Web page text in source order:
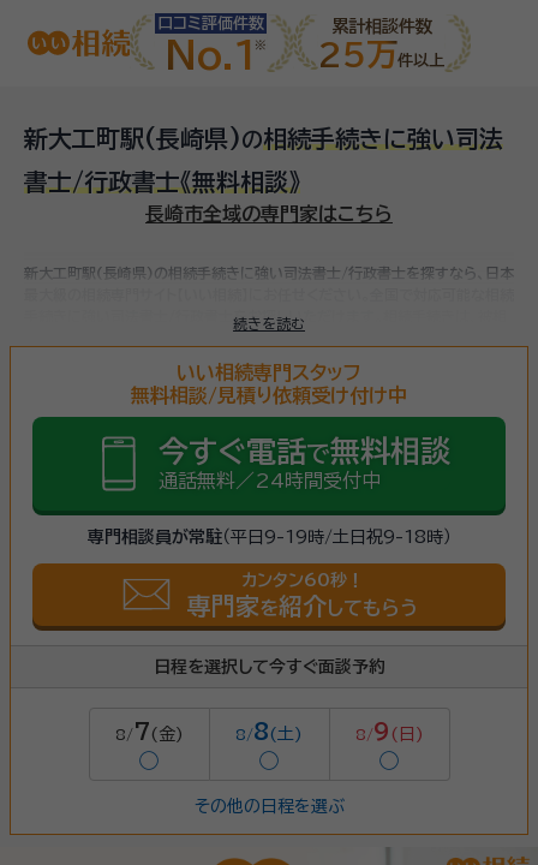
口コミ評価件数
No.1
累計相談件数
25万件以上
新大工町駅(長崎県)の相続手続きに強い司法
書士/行政書士《無料相談》
長崎市全域の専門家はこちら
続きを読む
新大工町駅(長崎県)の相続手続きに強い司法書士/行政書士を探すなら、日本
手続きに強い司法書士/行政書士をお探しいただけます。
（相続財産が基礎控除額を超えていた場合）など多岐に渡るため、相続手続き
まずは相談しましょう。
いい相続専門スタッフ
無料相談/見積り依頼受け付け中
今すぐ電話で無料相談
通話無料／24時間受付中
専門相談員が常駐（平日9-19時/土日祝9-18時）
カンタン60秒！
専門家を紹介 してもらう
日程を選択して今すぐ面談予約
8/7 (金)
◯
8/8(土)
◯
8/9 (日)
◯
その他の日程を選ぶ